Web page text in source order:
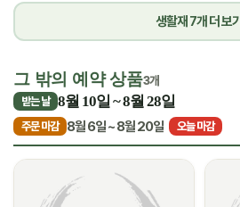
생활재 7개 더 보기
그 밖의 예약 상품3개
받는 날 8월 10일 ~ 8월 28일
주문 마감 8월 6일 ~ 8월 20일 오늘 마감